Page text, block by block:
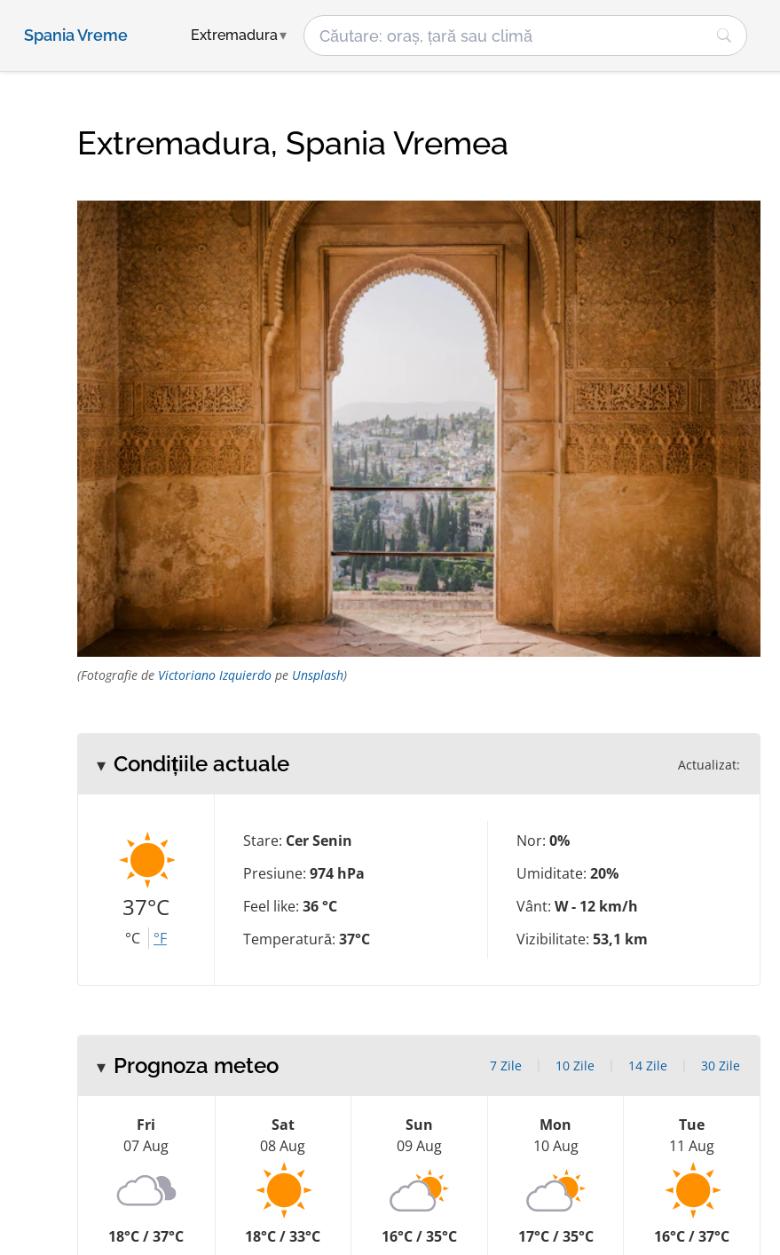
Spania Vreme Extremadura
Extremadura, Spania Vremea
(Fotografie de Victoriano Izquierdo pe Unsplash)
Condițiile actuale Actualizat:
37°C
°C °F
Stare: Cer Senin
Presiune: 974 hPa
Feel like: 36 °C
Temperatură: 37°C
Nor: 0%
Umiditate: 20%
Vânt: W - 12 km/h
Vizibilitate: 53,1 km
Prognoza meteo 7 Zile 10 Zile 14 Zile 30 Zile
Fri
07 Aug
18°C / 37°C
Sat
08 Aug
18°C / 33°C
Sun
09 Aug
16°C / 35°C
Mon
10 Aug
17°C / 35°C
Tue
11 Aug
16°C / 37°C